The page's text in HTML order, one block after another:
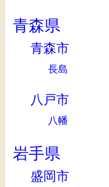
青森県
青森市
長島
八戸市
八幡
岩手県
盛岡市